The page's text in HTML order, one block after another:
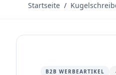
Startseite /
B2B WERBEARTIKEL